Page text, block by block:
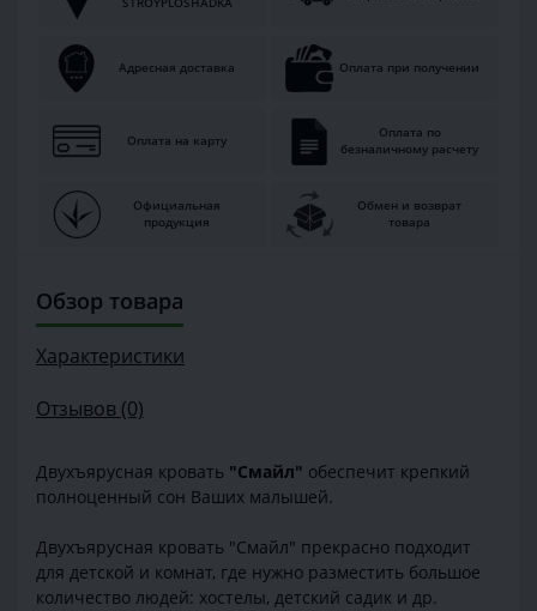
STROYPLOSHADKA
Адресная доставка Оплата при получении
Оплата на карту
Оплата по
безналичному расчету
Официальная
продукция
Обмен и возврат
товара
Обзор товара
Характеристики
Отзывов (0)
Двухъярусная кровать "Смайл" обеспечит крепкий
полноценный сон Ваших малышей.
Двухъярусная кровать "Смайл" прекрасно подходит
для детской и комнат, где нужно разместить большое
количество людей: хостелы, детский садик и др.